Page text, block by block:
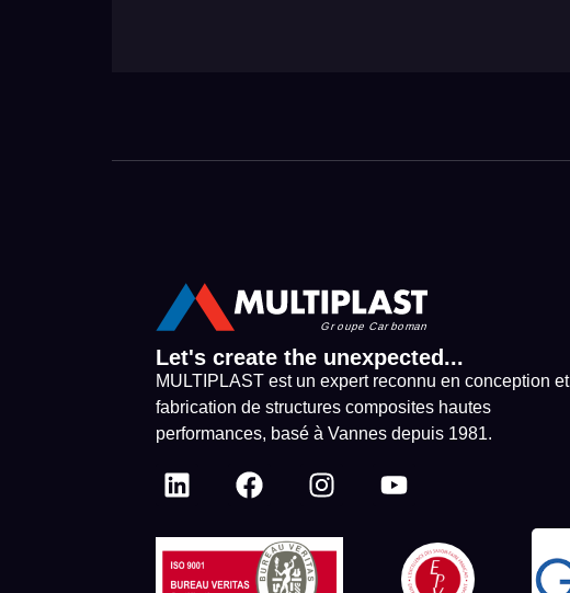
Let's create the unexpected...
MULTIPLAST est un expert reconnu en conception et
fabrication de structures composites hautes
performances, basé à Vannes depuis 1981.